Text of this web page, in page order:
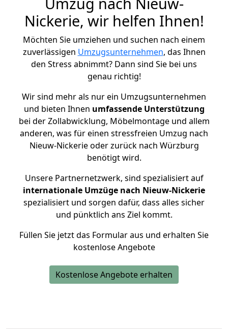
Nickerie, wir helfen Ihnen!
Möchten Sie umziehen und suchen nach einem
zuverlässigen Umzugsunternehmen, das Ihnen
den Stress abnimmt? Dann sind Sie bei uns
genau richtig!
Wir sind mehr als nur ein Umzugsunternehmen
und bieten Ihnen umfassende Unterstützung
bei der Zollabwicklung, Möbelmontage und allem
anderen, was für einen stressfreien Umzug nach
Nieuw-Nickerie oder zurück nach Würzburg
benötigt wird.
Unsere Partnernetzwerk, sind spezialisiert auf
internationale Umzüge nach Nieuw-Nickerie
spezialisiert und sorgen dafür, dass alles sicher
und pünktlich ans Ziel kommt.
Füllen Sie jetzt das Formular aus und erhalten Sie
kostenlose Angebote
Kostenlose Angebote erhalten